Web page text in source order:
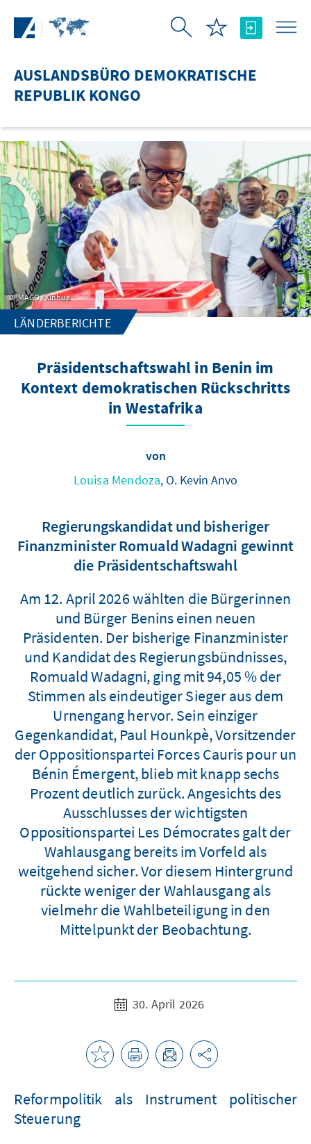
AUSLANDSBÜRO DEMOKRATISCHE
REPUBLIK KONGO
IMAGO / Xinhua
LÄNDERBERICHTE
Präsidentschaftswahl in Benin im
Kontext demokratischen Rückschritts
in Westafrika
von
Louisa Mendoza, O. Kevin Anvo
Regierungskandidat und bisheriger
Finanzminister Romuald Wadagni gewinnt
die Präsidentschaftswahl
Am 12. April 2026 wählten die Bürgerinnen
und Bürger Benins einen neuen
Präsidenten. Der bisherige Finanzminister
und Kandidat des Regierungsbündnisses,
Romuald Wadagni, ging mit 94,05 % der
Stimmen als eindeutiger Sieger aus dem
Urnengang hervor. Sein einziger
Gegenkandidat, Paul Hounkpè, Vorsitzender
der Oppositionspartei Forces Cauris pour un
Bénin Émergent, blieb mit knapp sechs
Prozent deutlich zurück. Angesichts des
Ausschlusses der wichtigsten
Oppositionspartei Les Démocrates galt der
Wahlausgang bereits im Vorfeld als
weitgehend sicher. Vor diesem Hintergrund
rückte weniger der Wahlausgang als
vielmehr die Wahlbeteiligung in den
Mittelpunkt der Beobachtung.
30. April 2026
Reformpolitik als Instrument politischer
Steuerung